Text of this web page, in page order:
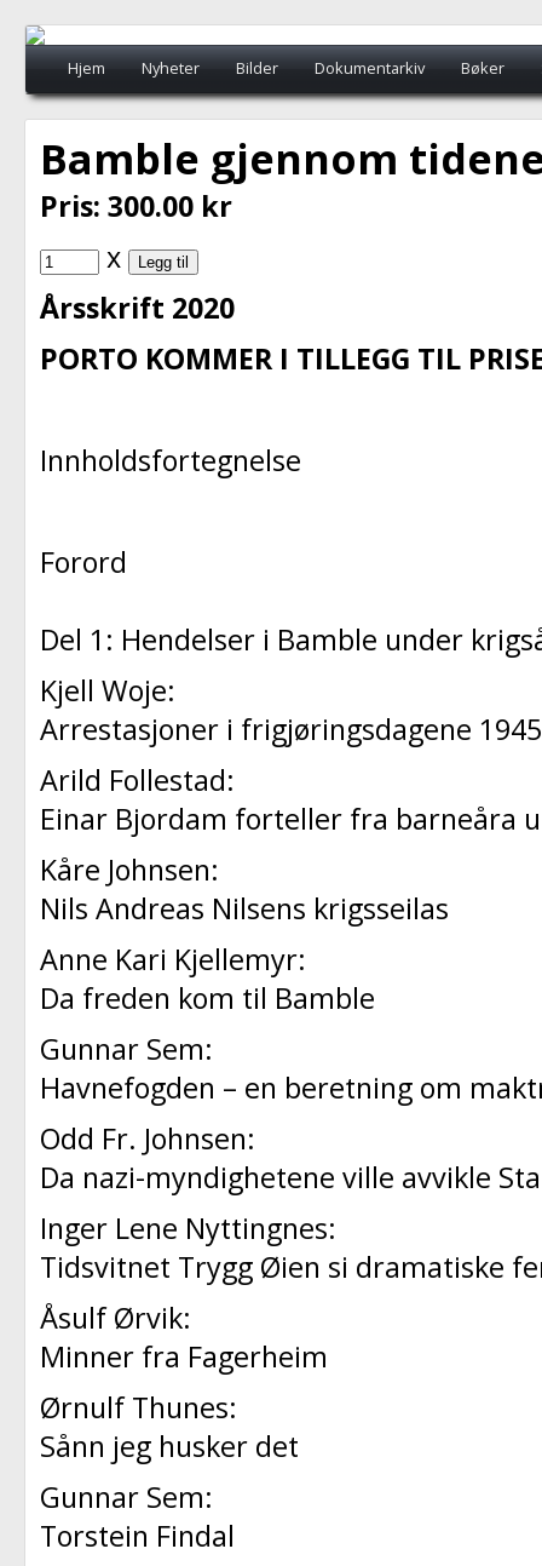
Hjem Nyheter Bilder Dokumentarkiv Bøker
Turprogram/turer Årsmøte, fredag 24. februar kl. 1830
Busstur Strømstad - Gamlebyen Fredrikstad
Bamble gjennom
Pris: 300.00 kr
x
Årsskrift 2020
PORTO KOMMER I TILLEGG TIL
Innholdsfortegnelse
Forord
Del 1: Hendelser i Bamble under
Kjell Woje:
Arrestasjoner i frigjøringsdagene 1945
Arild Follestad:
Einar Bjordam forteller fra barneåra
Kåre Johnsen:
Nils Andreas Nilsens krigsseilas
Anne Kari Kjellemyr:
Da freden kom til Bamble
Gunnar Sem:
Havnefogden – en beretning om
Odd Fr. Johnsen:
Da nazi-myndighetene ville avvikle
Inger Lene Nyttingnes:
Tidsvitnet Trygg Øien si dramatiske
Åsulf Ørvik:
Minner fra Fagerheim
Ørnulf Thunes:
Sånn jeg husker det
Gunnar Sem:
Torstein Findal